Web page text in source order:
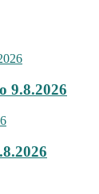
9.8.2026